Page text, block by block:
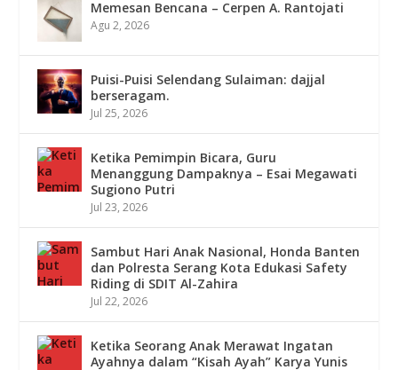
Memesan Bencana – Cerpen A. Rantojati
Agu 2, 2026
Puisi-Puisi Selendang Sulaiman: dajjal
berseragam.
Jul 25, 2026
Ketika Pemimpin Bicara, Guru
Menanggung Dampaknya – Esai Megawati
Sugiono Putri
Jul 23, 2026
Sambut Hari Anak Nasional, Honda Banten
dan Polresta Serang Kota Edukasi Safety
Riding di SDIT Al-Zahira
Jul 22, 2026
Ketika Seorang Anak Merawat Ingatan
Ayahnya dalam “Kisah Ayah” Karya Yunis